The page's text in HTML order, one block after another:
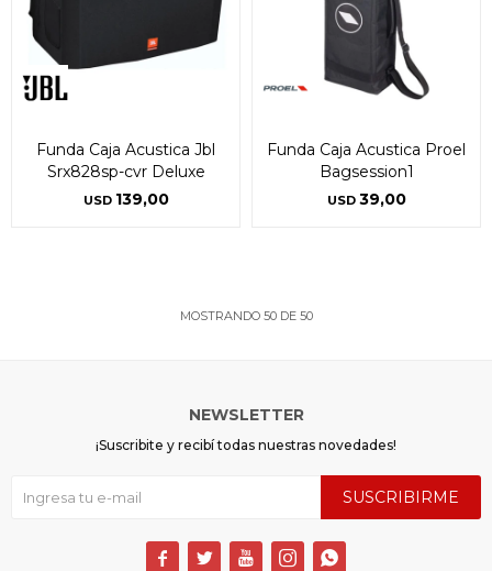
Funda Caja Acustica Jbl
Srx828sp-cvr Deluxe
USD 139,00
Funda Caja Acustica Proel
Bagsession1
USD 39,00
MOSTRANDO 50DE 50
NEWSLETTER
¡Suscribite y recibí todas nuestras novedades!
SUSCRIBIRME
    